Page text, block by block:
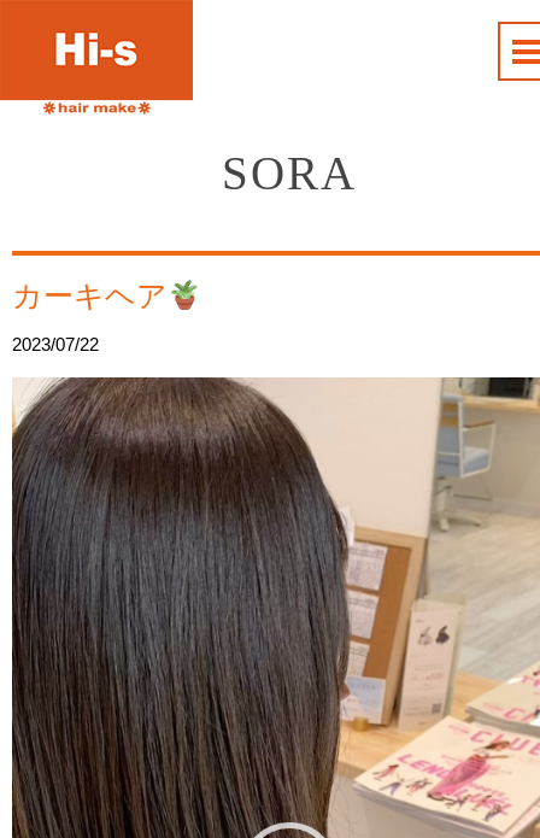
SORA
カーキヘア
2023/07/22
動
画
プ
レ
ー
ヤ
ー